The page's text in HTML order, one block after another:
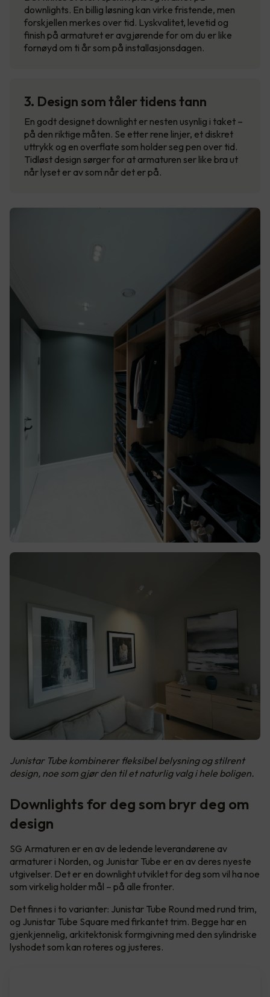
downlights. En billig løsning kan virke fristende, men
forskjellen merkes over tid. Lyskvalitet, levetid og
finish på armaturet er avgjørende for om du er like
fornøyd om ti år som på installasjonsdagen.
3. Design som tåler tidens tann
En godt designet downlight er nesten usynlig i taket –
på den riktige måten. Se etter rene linjer, et diskret
uttrykk og en overflate som holder seg pen over tid.
Tidløst design sørger for at armaturen ser like bra ut
når lyset er av som når det er på.
Junistar Tube kombinerer fleksibel belysning og stilrent
design, noe som gjør den til et naturlig valg i hele boligen.
Downlights for deg som bryr deg om
design
SG Armaturen er en av de ledende leverandørene av
armaturer i Norden, og Junistar Tube er en av deres nyeste
utgivelser. Det er en downlight utviklet for deg som vil ha noe
som virkelig holder mål – på alle fronter.
Det finnes i to varianter: Junistar Tube Round med rund trim,
og Junistar Tube Square med firkantet trim. Begge har en
gjenkjennelig, arkitektonisk formgivning med den sylindriske
lyshodet som kan roteres og justeres.